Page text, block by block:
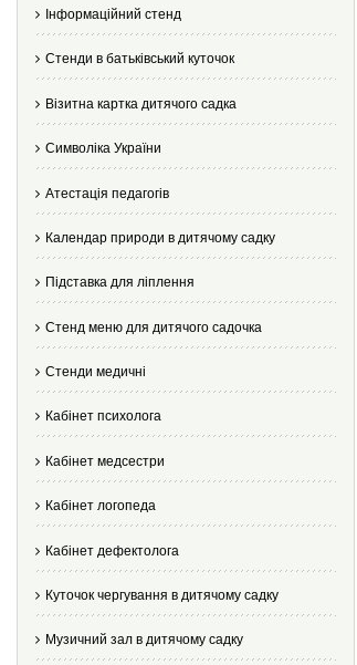
Інформаційний стенд
Стенди в батьківський куточок
Візитна картка дитячого садка
Cимволіка України
Атестація педагогів
Календар природи в дитячому садку
Підставка для ліплення
Стенд меню для дитячого садочка
Стенди медичні
Кабінет психолога
Кабінет медсестри
Кабінет логопеда
Кабінет дефектолога
Куточок чергування в дитячому садку
Музичний зал в дитячому садку